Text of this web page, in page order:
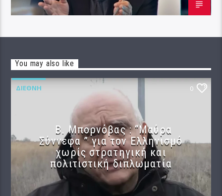
You may also like
ΔΙΕΘΝΉ 0
B. Μπορνόβας : “Μαύρα
Σύννεφα ” για τον Ελληνισμό
χωρίς στρατηγική και
πολιτιστική διπλωματία